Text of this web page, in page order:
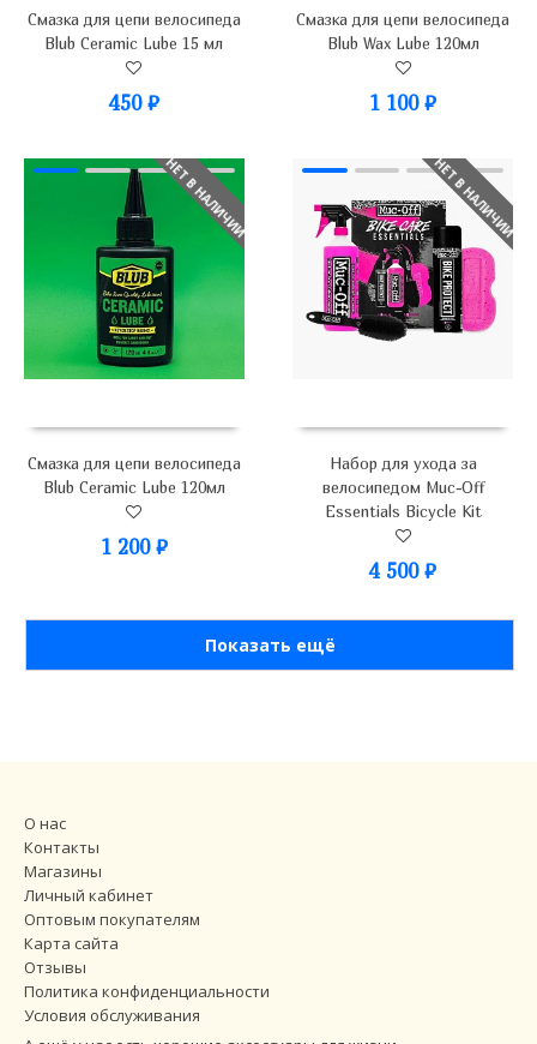
Смазка для цепи велосипеда
Blub Ceramic Lube 15 мл
450 ₽
Смазка для цепи велосипеда
Blub Wax Lube 120мл
1 100₽
НЕТ В НАЛИЧИИ
Смазка для цепи велосипеда
Blub Ceramic Lube 120мл
1 200 ₽
НЕТ В НАЛИЧИИ
Набор для ухода за
велосипедом Muc-Off
Essentials Bicycle Kit
4 500₽
Показать ещё
О нас
Контакты
Магазины
Личный кабинет
Оптовым покупателям
Карта сайта
Отзывы
Политика конфиденциальности
Условия обслуживания